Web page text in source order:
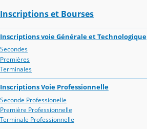
Inscriptions et Bourses
Inscriptions voie Générale et Technologique
Secondes
Premières
Terminales
Inscriptions Voie Professionnelle
Seconde Professionelle
Première Professionnelle
Terminale Professionnelle